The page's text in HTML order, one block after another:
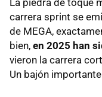
carrera sprint se
de MEGA,
bien, en 2025 han
vieron la carrera
Un bajón